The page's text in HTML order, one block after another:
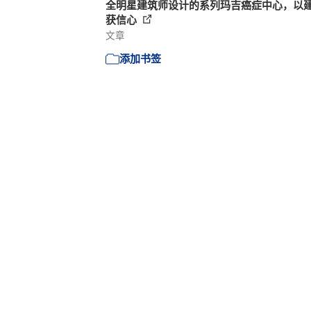
全明星建筑师设计的系列玛吉癌症中心，以
获信心
文章
添加书签